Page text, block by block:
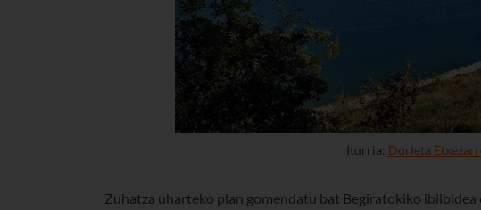
Iturria: Dorleta
Zuhatza uharteko plan gomendatu bat Begiratokiko ibilbidea